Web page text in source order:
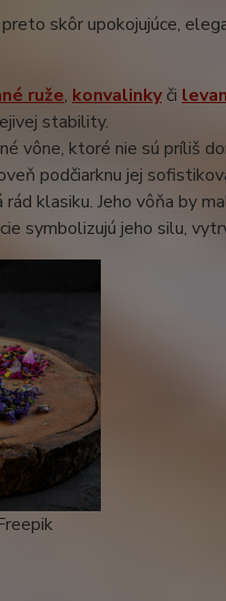
skôr upokojujúce,
ruže, konvalinkyči
stability.
vône, ktoré nie sú príliš
podčiarknu jej
klasiku. Jeho vôňa by
symbolizujú jeho silu,